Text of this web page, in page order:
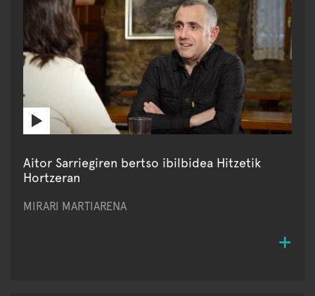
Aitor Sarriegiren bertso ibilbidea Hitzetik
Hortzeran
MIRARI MARTIARENA